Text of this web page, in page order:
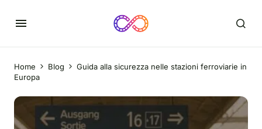
Home Blog
Guida alla sicurezza nelle stazioni ferroviarie in
Europa